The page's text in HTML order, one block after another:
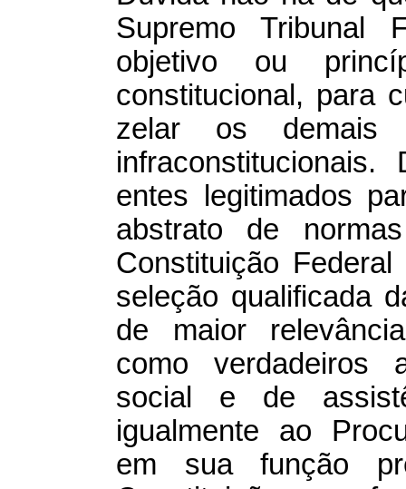
Supremo Tribunal
objetivo ou
constitucional, para
zelar os demais
entes legitimados
abstrato de
Constituição
seleção qualificada
de maior
como verdadeiros
social e de
igualmente ao
em sua função